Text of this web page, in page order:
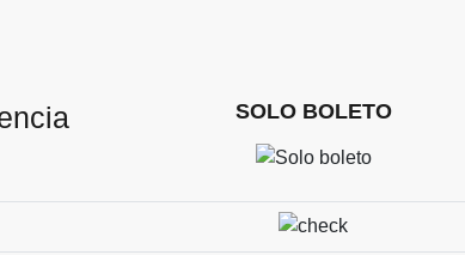
SOLO BOLETO